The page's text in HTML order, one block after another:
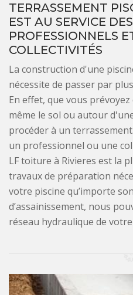
TERRASSEMENT
EST AU SERVICE
PROFESSIONNELS
COLLECTIVITÉS
La construction d'une
nécessite de passer par
En effet, que vous
même le sol ou autour
procéder à un
un professionnel ou une
LF toiture à Rivieres est la
travaux de préparation
votre piscine qu’importe
d’assainissement, nous
réseau hydraulique de